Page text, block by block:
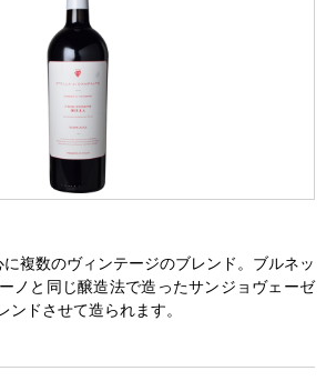
複数のヴィンテージのブレンド。ブルネッ
ノと同じ醸造法で造ったサンジョヴェーゼ
ンドさせて造られます。